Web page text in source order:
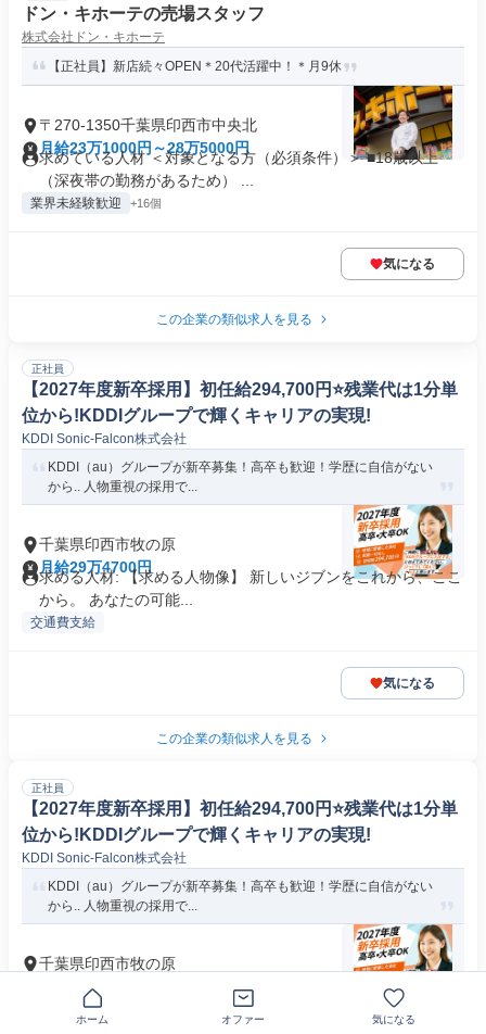
ドン・キホーテの売場スタッフ
株式会社ドン・キホーテ
【正社員】新店続々OPEN＊20代活躍中！＊月9休
〒270-1350千葉県印西市中央北
月給23万1000円～28万5000円
求めている人材 ＜対象となる方（必須条件）＞ ■18歳以上
（深夜帯の勤務があるため） ...
業界未経験歓迎 +16個
気になる
この企業の類似求人を見る
正社員
【2027年度新卒採用】初任給294,700円⭐️残業代は1分単
位から!KDDIグループで輝くキャリアの実現!
KDDI Sonic-Falcon株式会社
KDDI（au）グループが新卒募集！高卒も歓迎！学歴に自信がない
から.. 人物重視の採用で...
千葉県印西市牧の原
月給29万4700円
求める人材: 【求める人物像】 新しいジブンをこれから、ここ
から。 あなたの可能...
交通費支給
気になる
この企業の類似求人を見る
正社員
【2027年度新卒採用】初任給294,700円⭐️残業代は1分単
位から!KDDIグループで輝くキャリアの実現!
KDDI Sonic-Falcon株式会社
KDDI（au）グループが新卒募集！高卒も歓迎！学歴に自信がない
から.. 人物重視の採用で...
千葉県印西市牧の原
月給29万4700円
求める人材: 【求める人物像】 新しいジブンをこれから、ここ
から。 あなたの可能...
ホーム オファー 気になる